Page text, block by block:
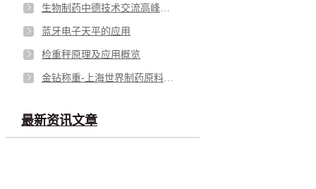
蓝牙电子天平的应用
检重秤原理及应用概览
最新资讯文章